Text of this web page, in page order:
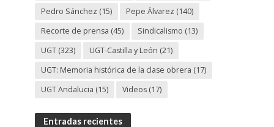
Pedro Sánchez (15) Pepe Álvarez (140)
Recorte de prensa (45) Sindicalismo (13)
UGT(323) UGT-Castilla y León (21)
UGT: Memoria histórica de la clase obrera (17)
UGT Andalucia (15) Videos(17)
Entradas recientes